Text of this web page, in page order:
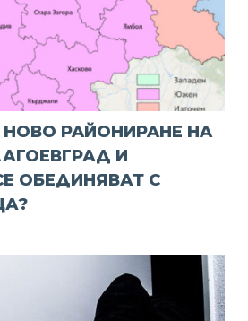
PAЙOНИPAНE НA
И
ОБЕДИНЯВАТ С